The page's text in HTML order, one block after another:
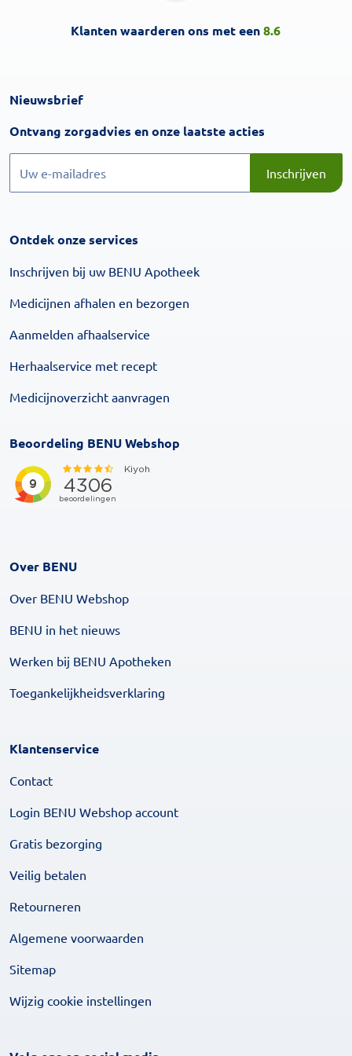
Klanten waarderen ons met een8.6
Nieuwsbrief
Ontvang zorgadvies en onze laatste acties
Inschrijven
Ontdek onze services
Inschrijven bij uw BENU Apotheek
Medicijnen afhalen en bezorgen
Aanmelden afhaalservice
Herhaalservice met recept
Medicijnoverzicht aanvragen
Beoordeling BENU Webshop
Over BENU
Over BENU Webshop
BENU in het nieuws
Werken bij BENU Apotheken
Toegankelijkheidsverklaring
Klantenservice
Contact
Login BENU Webshop account
Gratis bezorging
Veilig betalen
Retourneren
Algemene voorwaarden
Sitemap
Wijzig cookie instellingen